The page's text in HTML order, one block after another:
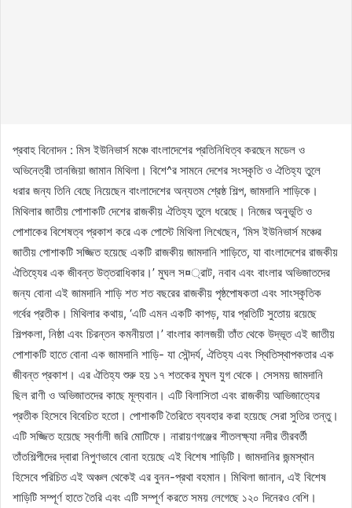
প্রবাহ বিনোদন : মিস ইউনিভার্স মঞ্চে বাংলাদেশের প্রতিনিধিত্ব করছেন মডেল ও
অভিনেত্রী তানজিয়া জামান মিথিলা। বিশে^র সামনে দেশের সংস্কৃতি ও ঐতিহ্য তুলে
ধরার জন্য তিনি বেছে নিয়েছেন বাংলাদেশের অন্যতম শ্রেষ্ঠ শিল্প, জামদানি শাড়িকে।
মিথিলার জাতীয় পোশাকটি দেশের রাজকীয় ঐতিহ্য তুলে ধরেছে। নিজের অনুভূতি ও
পোশাকের বিশেষত্ব প্রকাশ করে এক পোস্টে মিথিলা লিখেছেন, ‘মিস ইউনিভার্স মঞ্চের
জাতীয় পোশাকটি সজ্জিত হয়েছে একটি রাজকীয় জামদানি শাড়িতে, যা বাংলাদেশের রাজকীয়
ঐতিহ্যের এক জীবন্ত উত্তরাধিকার।’ মুঘল স¤্রাট, নবাব এবং বাংলার অভিজাতদের
জন্য বোনা এই জামদানি শাড়ি শত শত বছরের রাজকীয় পৃষ্ঠপোষকতা এবং সাংস্কৃতিক
গর্বের প্রতীক। মিথিলার কথায়, ‘এটি এমন একটি কাপড়, যার প্রতিটি সুতোয় রয়েছে
শিল্পকলা, নিষ্ঠা এবং চিরন্তন কমনীয়তা।’ বাংলার কালজয়ী তাঁত থেকে উদ্ভূত এই জাতীয়
পোশাকটি হাতে বোনা এক জামদানি শাড়ি- যা সৌন্দর্য, ঐতিহ্য এবং স্থিতিস্থাপকতার এক
জীবন্ত প্রকাশ। এর ঐতিহ্য শুরু হয় ১৭ শতকের মুঘল যুগ থেকে। সেসময় জামদানি
ছিল রাণী ও অভিজাতদের কাছে মূল্যবান। এটি বিলাসিতা এবং রাজকীয় আভিজাত্যের
প্রতীক হিসেবে বিবেচিত হতো। পোশাকটি তৈরিতে ব্যবহার করা হয়েছে সেরা সুতির তন্তু।
এটি সজ্জিত হয়েছে স্বর্ণালী জরি মোটিফে। নারায়ণগঞ্জের শীতলক্ষ্যা নদীর তীরবর্তী
তাঁতশিল্পীদের দ্বারা নিপুণভাবে বোনা হয়েছে এই বিশেষ শাড়িটি। জামদানির জন্মস্থান
হিসেবে পরিচিত এই অঞ্চল থেকেই এর বুনন-প্রথা বহমান। মিথিলা জানান, এই বিশেষ
শাড়িটি সম্পূর্ণ হাতে তৈরি এবং এটি সম্পূর্ণ করতে সময় লেগেছে ১২০ দিনেরও বেশি।